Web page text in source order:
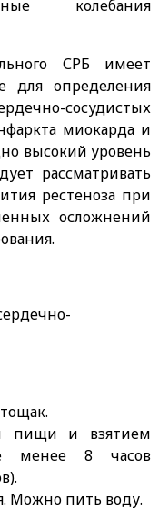
колебания
СРБ имеет
для определения
сосудистых
миокарда и
высокий уровень
рассматривать
рестеноза при
осложнений
пищи и взятием
менее 8 часов
Можно пить воду.